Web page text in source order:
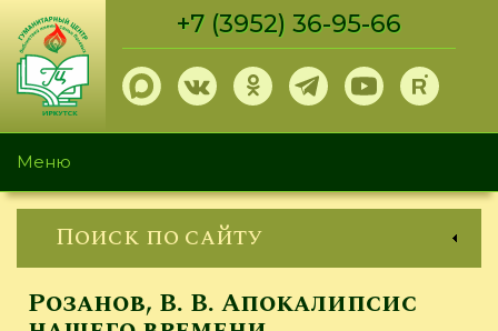
Перейти
основному
содержанию
+7 (3952) 36-95-66
Меню
Поиск по сайту
Розанов, В. В. Апокалипсис